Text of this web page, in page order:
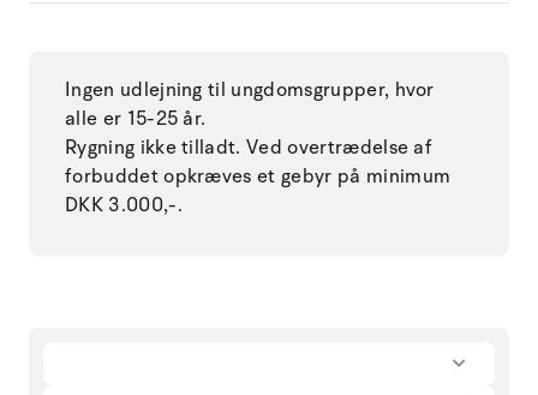
Ingen udlejning til ungdomsgrupper, hvor
alle er 15-25 år.
Rygning ikke tilladt. Ved overtrædelse af
forbuddet opkræves et gebyr på minimum
DKK 3.000,-.